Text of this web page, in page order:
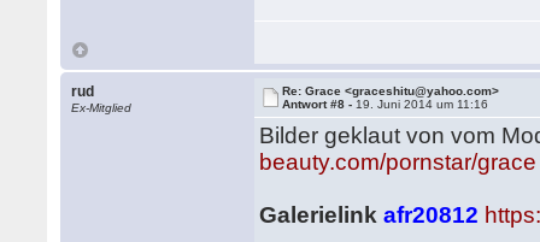
rud
Ex-Mitglied
Re: Grace <graceshitu@yahoo.com>
Antwort #8 - 19. Juni 2014 um 11:16
Bilder geklaut von vom
beauty.com/pornstar/grace
Galerielinkafr20812